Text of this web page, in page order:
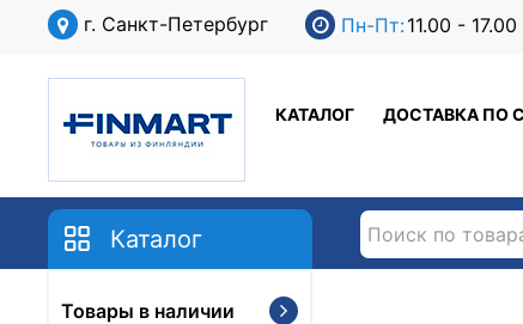
г. Санкт-Петербург Пн-Пт:11.00 -
КАТАЛОГ ДОСТАВКА ПО
Каталог
Товары в наличии